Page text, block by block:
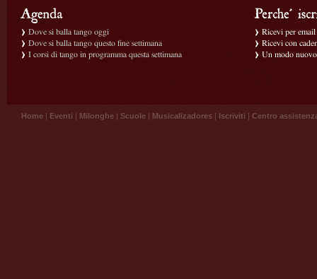
Dove si balla tango oggi
Dove si balla tango questo fine settimana
I corsi di tango in programma questa settimana
Ricevi per
Ricevi con
Un modo
Home | Eventi | Milonghe | Scuole | Musicalizadores | Iscriviti | Centro